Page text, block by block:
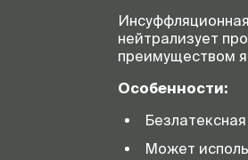
нейтрализует
преимуществом
Особенности:
Может